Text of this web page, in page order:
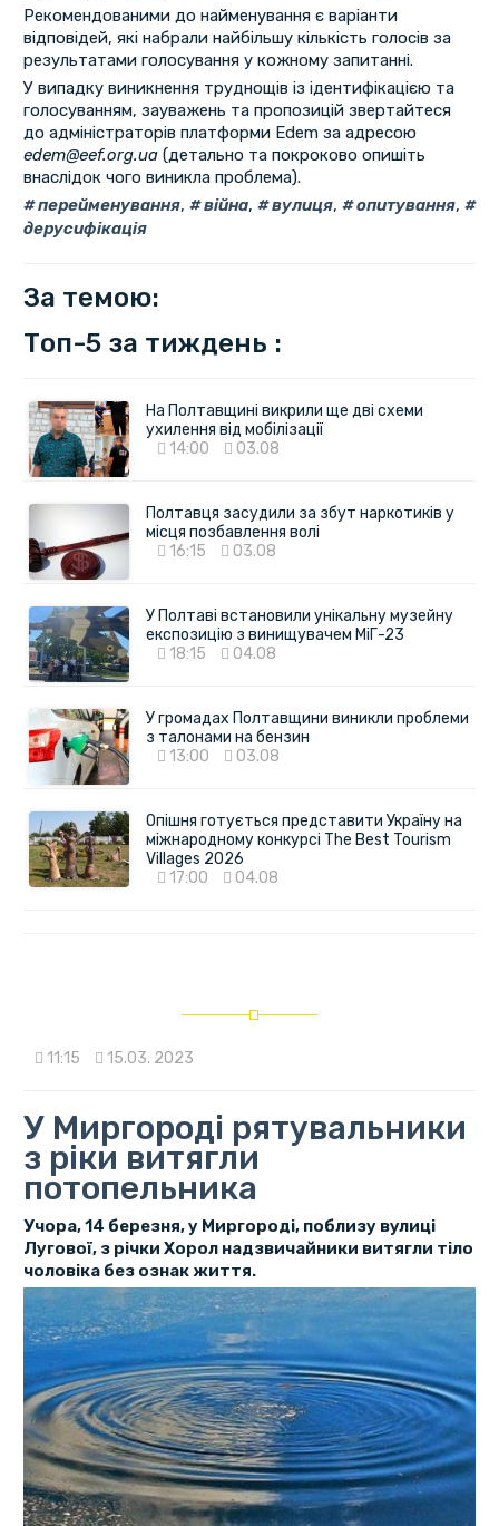
Рекомендованими до найменування є варіанти
відповідей, які набрали найбільшу кількість голосів за
результатами голосування у кожному запитанні.
У випадку виникнення труднощів із ідентифікацією та
голосуванням, зауважень та пропозицій звертайтеся
до адміністраторів платформи Edem за адресою
edem@eef.org.ua(детально та покроково опишіть
внаслідок чого виникла проблема).
перейменування, війна, вулиця, опитування,
дерусифікація
За темою:
Топ-5 за тиждень :
На Полтавщині викрили ще дві схеми
ухилення від мобілізації
14:00
03.08
Полтавця засудили за збут наркотиків у
місця позбавлення волі
16:15
03.08
У Полтаві встановили унікальну музейну
експозицію з винищувачем МіГ-23
18:15
04.08
У громадах Полтавщини виникли проблеми
з талонами на бензин
13:00
03.08
Опішня готується представити Україну на
міжнародному конкурсі The Best Tourism
Villages 2026
17:00
04.08
11:15 15.03. 2023
У Миргороді рятувальники
з ріки витягли
потопельника
Учора, 14 березня, у Миргороді, поблизу вулиці
Лугової, з річки Хорол надзвичайники витягли тіло
чоловіка без ознак життя.